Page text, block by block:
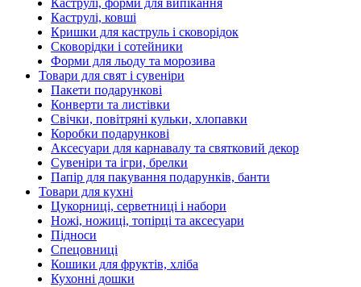
Каструлі, форми для випікання
Каструлі, ковші
Кришки для каструль і сковорідок
Сковорідки і сотейники
Форми для льоду та морозива
Товари для свят і сувеніри
Пакети подарункові
Конверти та листівки
Свічки, повітряні кульки, хлопавки
Коробки подарункові
Аксесуари для карнавалу та святковий декор
Сувеніри та ігри, брелки
Папір для пакування подарунків, банти
Товари для кухні
Цукорниці, серветниці і набори
Ножі, ножиці, топірці та аксесуари
Підноси
Спецовниці
Кошики для фруктів, хліба
Кухонні дошки